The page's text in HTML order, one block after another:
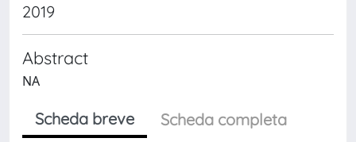
2019
Abstract
NA
Scheda breve
Scheda completa